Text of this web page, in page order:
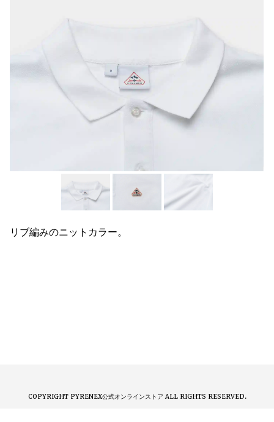
リブ編みのニットカラー。
COPYRIGHT PYRENEX公式オンラインストア ALL RIGHTS RESERVED.